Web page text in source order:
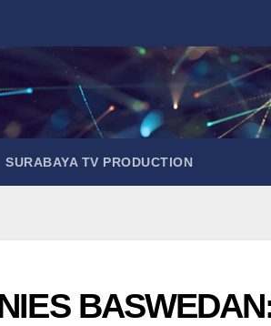
SURABAYA TV PRODUCTION